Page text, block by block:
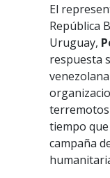
El
República
Uruguay,
respuesta
terremotos
tiempo
campaña